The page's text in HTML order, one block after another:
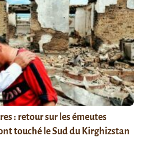
: retour sur les émeutes
touché le Sud du Kirghizstan